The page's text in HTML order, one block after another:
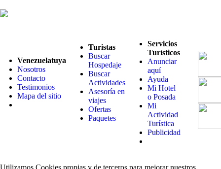
Venezuelatuya
Nosotros
Contacto
Testimonios
Mapa del sitio
Turistas
Buscar
Hospedaje
Buscar
Actividades
Asesoría en
viajes
Ofertas
Paquetes
Servicios
Turísticos
Anunciar
aquí
Ayuda
Mi Hotel
o Posada
Mi
Actividad
Turística
Publicidad
Utilizamos Cookies propias y de terceros para mejorar nuestros